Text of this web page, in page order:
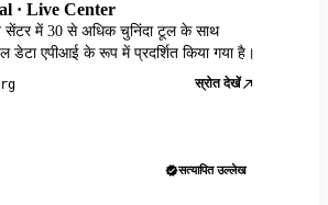
· Live Center
सेंटर में 30 से अधिक चुनिंदा टूल के साथ
डेटा एपीआई के रूप में प्रदर्शित किया गया है।
स्रोत देखें
सत्यापित उल्लेख